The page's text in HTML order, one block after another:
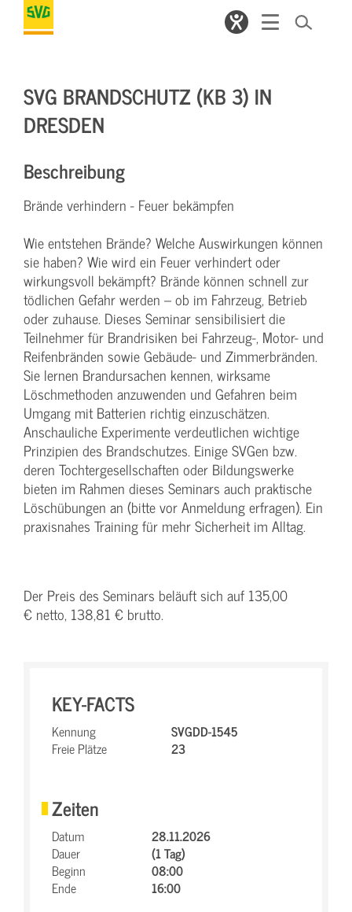
SVG BRANDSCHUTZ (KB 3) IN
DRESDEN
Beschreibung
Brände verhindern - Feuer bekämpfen
Wie entstehen Brände? Welche Auswirkungen können
sie haben? Wie wird ein Feuer verhindert oder
wirkungsvoll bekämpft? Brände können schnell zur
tödlichen Gefahr werden – ob im Fahrzeug, Betrieb
oder zuhause. Dieses Seminar sensibilisiert die
Teilnehmer für Brandrisiken bei Fahrzeug-, Motor- und
Reifenbränden sowie Gebäude- und Zimmerbränden.
Sie lernen Brandursachen kennen, wirksame
Löschmethoden anzuwenden und Gefahren beim
Umgang mit Batterien richtig einzuschätzen.
Anschauliche Experimente verdeutlichen wichtige
Prinzipien des Brandschutzes. Einige SVGen bzw.
deren Tochtergesellschaften oder Bildungswerke
bieten im Rahmen dieses Seminars auch praktische
Löschübungen an (bitte vor Anmeldung erfragen). Ein
praxisnahes Training für mehr Sicherheit im Alltag.
Der Preis des Seminars beläuft sich auf 135,00
€ netto, 138,81 € brutto.
KEY-FACTS
Kennung
SVGDD-1545
Freie Plätze
23
Zeiten
Datum
28.11.2026
Dauer
(1 Tag)
Beginn
08:00
Ende
16:00